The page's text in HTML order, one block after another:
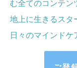
む全てのコンテン
地上に生きるスタ
日々のマインドケ